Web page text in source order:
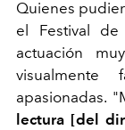
Quienes
el Festival
actuación
apasionadas.
lectura [del